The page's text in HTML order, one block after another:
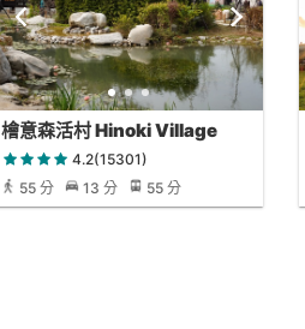
檜意森活村 Hinoki Village
4.2(15301)
55 分
13 分 55 分